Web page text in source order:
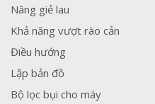
Nâng giẻ lau
Khả năng vượt rào cản
Điều hướng
Lập bản đồ
Bộ lọc bụi cho máy